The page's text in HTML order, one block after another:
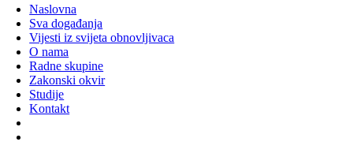
Naslovna
Sva događanja
Vijesti iz svijeta obnovljivaca
O nama
Radne skupine
Zakonski okvir
Studije
Kontakt